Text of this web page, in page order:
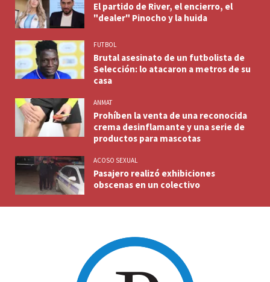
El partido de River, el encierro, el
"dealer" Pinocho y la huida
FUTBOL
Brutal asesinato de un futbolista de
Selección: lo atacaron a metros de su
casa
ANMAT
Prohíben la venta de una reconocida
crema desinflamante y una serie de
productos para mascotas
ACOSO SEXUAL
Pasajero realizó exhibiciones
obscenas en un colectivo